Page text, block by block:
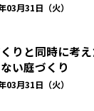
トを考える
イアウトを考える
03月31日（火）
りと同時に考
い庭づくり
03月31日（火）